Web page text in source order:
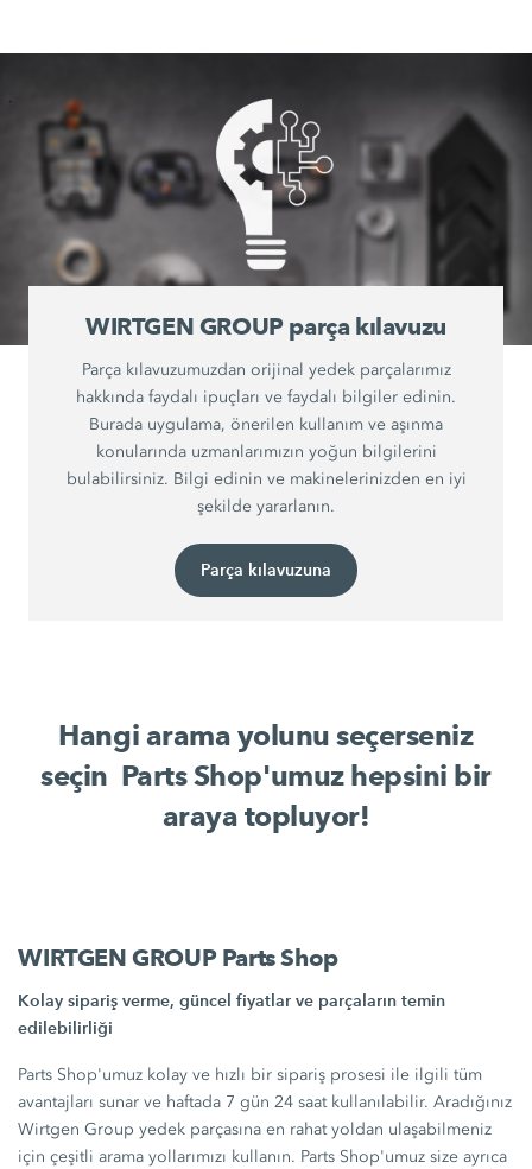
WIRTGEN GROUP parça kılavuzu
Parça kılavuzumuzdan orijinal yedek parçalarımız
hakkında faydalı ipuçları ve faydalı bilgiler edinin.
Burada uygulama, önerilen kullanım ve aşınma
konularında uzmanlarımızın yoğun bilgilerini
bulabilirsiniz. Bilgi edinin ve makinelerinizden en iyi
şekilde yararlanın.
Parça kılavuzuna
Hangi arama yolunu seçerseniz
seçin ­ Parts Shop'umuz hepsini bir
araya topluyor!
WIRTGEN GROUP Parts Shop
Kolay sipariş verme, güncel fiyatlar ve parçaların temin
edilebilirliği
Parts Shop'umuz kolay ve hızlı bir sipariş prosesi ile ilgili tüm
avantajları sunar ve haftada 7 gün 24 saat kullanılabilir. Aradığınız
Wirtgen Group yedek parçasına en rahat yoldan ulaşabilmeniz
için çeşitli arama yollarımızı kullanın. Parts Shop'umuz size ayrıca